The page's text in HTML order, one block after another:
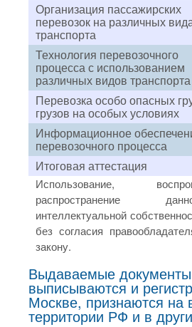
Организация пассажирских
перевозок на различных
транспорта
Технология перевозочного
процесса с использованием
различных видов транспорта
Перевозка особо опасных
грузов на особых условиях
Информационное
перевозочного процесса
Итоговая аттестация
Использование,
распространение
интеллектуальной
без согласия
закону.
Выдаваемые документы
выписываются и
Москве, признаются на
территории РФ и в